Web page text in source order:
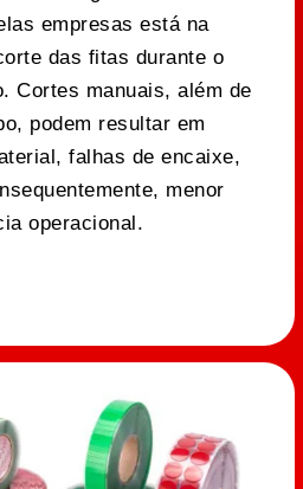
empresas está na
das fitas durante o
Cortes manuais, além de
podem resultar em
falhas de encaixe,
menor
operacional.